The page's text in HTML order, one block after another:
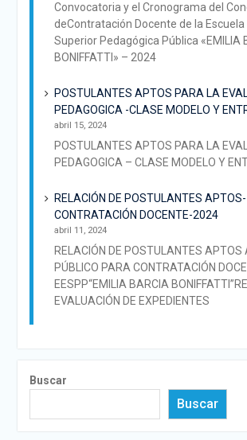
Convocatoria y el Cronograma del
deContratación Docente de la Escuela
Superior Pedagógica Pública «EMILIA
BONIFFATTI» – 2024
POSTULANTES APTOS PARA LA
PEDAGOGICA -CLASE MODELO Y
abril 15, 2024
POSTULANTES APTOS PARA LA
PEDAGOGICA – CLASE MODELO Y
RELACIÓN DE POSTULANTES APTOS-
CONTRATACIÓN DOCENTE-2024
abril 11, 2024
RELACIÓN DE POSTULANTES APTOS
PÚBLICO PARA CONTRATACIÓN
EESPP“EMILIA BARCIA
EVALUACIÓN DE EXPEDIENTES
Buscar
Buscar